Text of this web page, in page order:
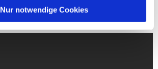
Nur notwendige Cookies